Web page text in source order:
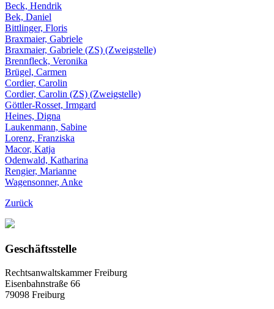
Beck, Hendrik
Bek, Daniel
Bittlinger, Floris
Braxmaier, Gabriele
Braxmaier, Gabriele (ZS) (Zweigstelle)
Brennfleck, Veronika
Brügel, Carmen
Cordier, Carolin
Cordier, Carolin (ZS) (Zweigstelle)
Göttler-Rosset, Irmgard
Heines, Digna
Laukenmann, Sabine
Lorenz, Franziska
Macor, Katja
Odenwald, Katharina
Rengier, Marianne
Wagensonner, Anke
Zurück
Geschäftsstelle
Rechtsanwaltskammer Freiburg
Eisenbahnstraße 66
79098 Freiburg